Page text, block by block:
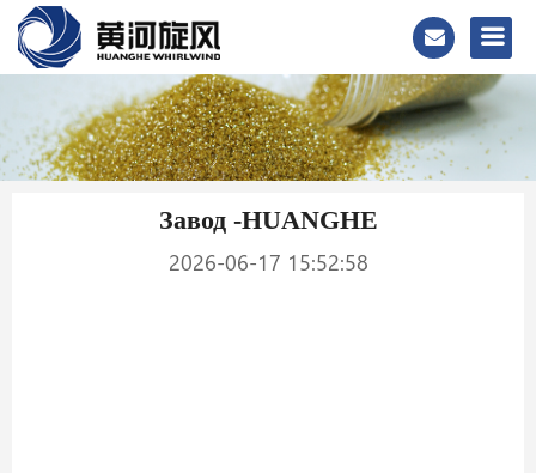
Завод -HUANGHE
2026-06-17 15:52:58